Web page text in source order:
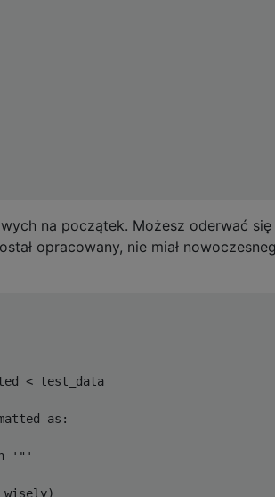
The NUMBERS have
na początek. Możesz oderwać się
opracowany, nie miał
< test_data
as:
'"'